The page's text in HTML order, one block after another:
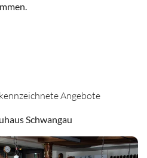
Angebote
Schwangau